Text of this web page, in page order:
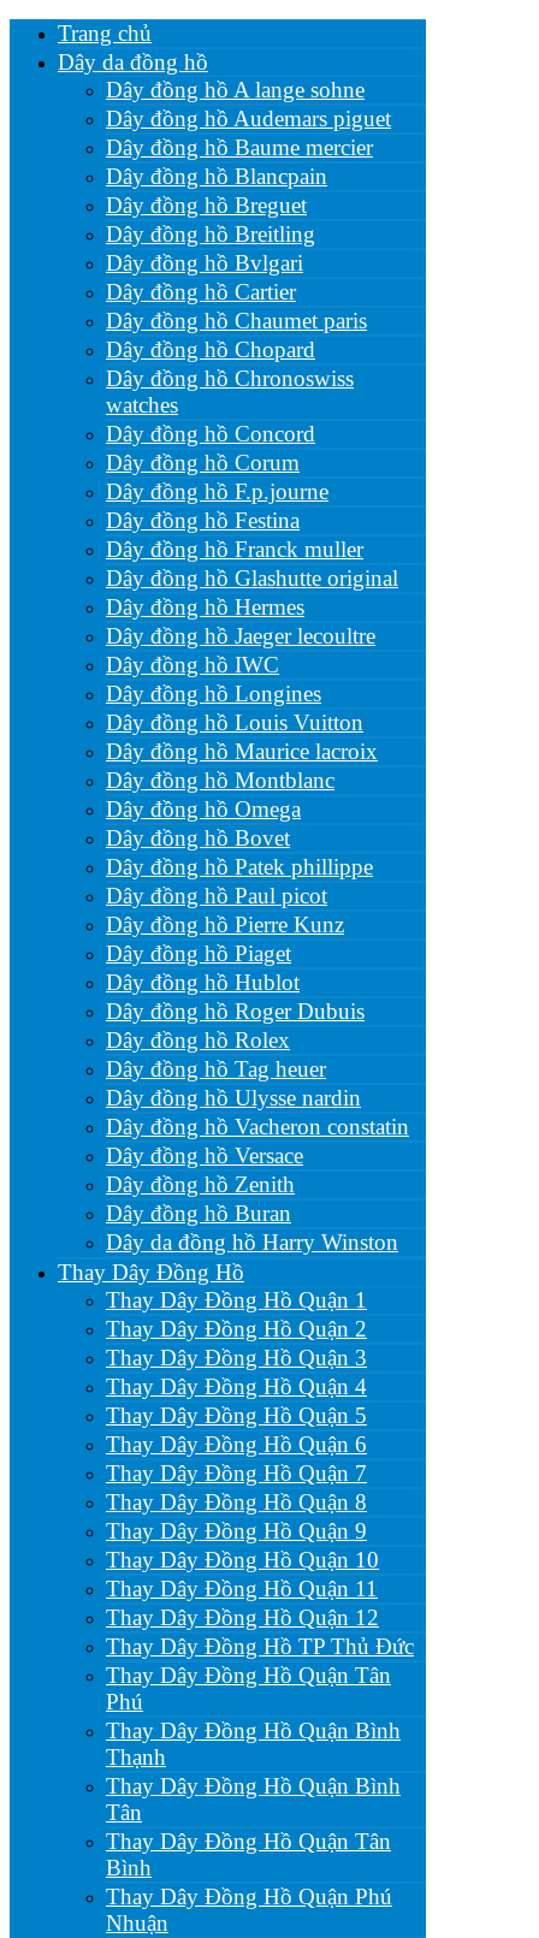
Trang chủ
Dây da đồng hồ
Dây đồng hồ A lange sohne
Dây đồng hồ Audemars piguet
Dây đồng hồ Baume mercier
Dây đồng hồ Blancpain
Dây đồng hồ Breguet
Dây đồng hồ Breitling
Dây đồng hồ Bvlgari
Dây đồng hồ Cartier
Dây đồng hồ Chaumet paris
Dây đồng hồ Chopard
Dây đồng hồ Chronoswiss
watches
Dây đồng hồ Concord
Dây đồng hồ Corum
Dây đồng hồ F.p.journe
Dây đồng hồ Festina
Dây đồng hồ Franck muller
Dây đồng hồ Glashutte original
Dây đồng hồ Hermes
Dây đồng hồ Jaeger lecoultre
Dây đồng hồ IWC
Dây đồng hồ Longines
Dây đồng hồ Louis Vuitton
Dây đồng hồ Maurice lacroix
Dây đồng hồ Montblanc
Dây đồng hồ Omega
Dây đồng hồ Bovet
Dây đồng hồ Patek phillippe
Dây đồng hồ Paul picot
Dây đồng hồ Pierre Kunz
Dây đồng hồ Piaget
Dây đồng hồ Hublot
Dây đồng hồ Roger Dubuis
Dây đồng hồ Rolex
Dây đồng hồ Tag heuer
Dây đồng hồ Ulysse nardin
Dây đồng hồ Vacheron constatin
Dây đồng hồ Versace
Dây đồng hồ Zenith
Dây đồng hồ Buran
Dây da đồng hồ Harry Winston
Thay Dây Đồng Hồ
Thay Dây Đồng Hồ Quận 1
Thay Dây Đồng Hồ Quận 2
Thay Dây Đồng Hồ Quận 3
Thay Dây Đồng Hồ Quận 4
Thay Dây Đồng Hồ Quận 5
Thay Dây Đồng Hồ Quận 6
Thay Dây Đồng Hồ Quận 7
Thay Dây Đồng Hồ Quận 8
Thay Dây Đồng Hồ Quận 9
Thay Dây Đồng Hồ Quận 10
Thay Dây Đồng Hồ Quận 11
Thay Dây Đồng Hồ Quận 12
Thay Dây Đồng Hồ TP Thủ Đức
Thay Dây Đồng Hồ Quận Tân
Phú
Thay Dây Đồng Hồ Quận Bình
Thạnh
Thay Dây Đồng Hồ Quận Bình
Tân
Thay Dây Đồng Hồ Quận Tân
Bình
Thay Dây Đồng Hồ Quận Phú
Nhuận